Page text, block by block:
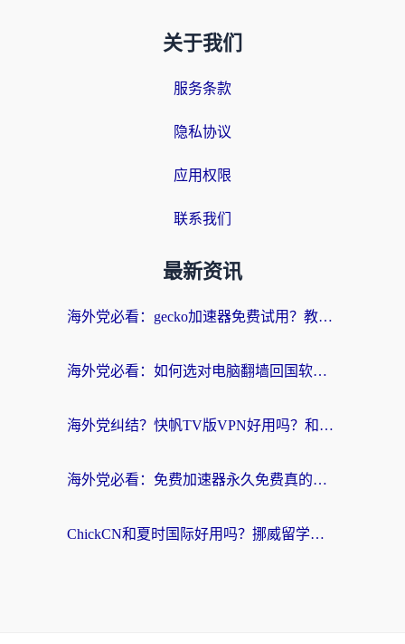
关于我们
服务条款
隐私协议
应用权限
联系我们
最新资讯
海外党必看：gecko加速器免费试用？教你选对回国加速器，无缝刷国内剧玩游戏
海外党必看：如何选对电脑翻墙回国软件，轻松解锁国内资源？
海外党纠结？快帆TV版VPN好用吗？和扇贝手游VPN对比哪个回国效果更好？
海外党必看：免费加速器永久免费真的存在吗？教你选对回国加速器无缝刷国内资源
ChickCN和夏时国际好用吗？挪威留学生亲测3款回国加速器，附穿梭和加速喵对比指南